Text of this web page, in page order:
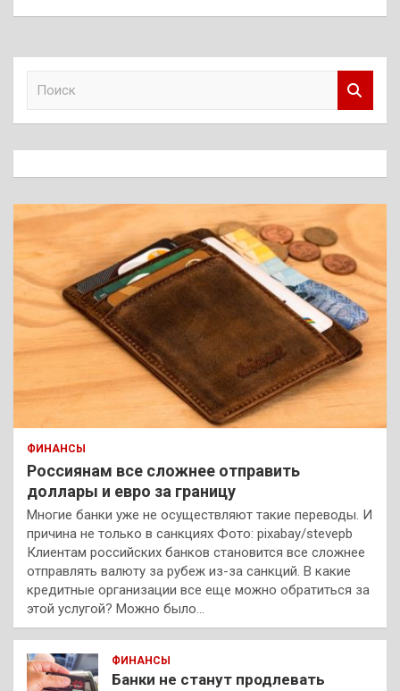
к
ФИНАНСЫ
Россиянам все сложнее отправить
доллары и евро за границу
Многие банки уже не осуществляют такие переводы. И
причина не только в санкциях Фото: pixabay/stevepb
Клиентам российских банков становится все сложнее
отправлять валюту за рубеж из-за санкций. В какие
кредитные организации все еще можно обратиться за
этой услугой? Можно было…
ФИНАНСЫ
Банки не станут продлевать